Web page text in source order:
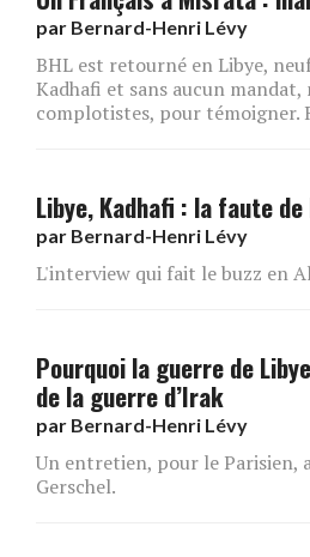
par Bernard-Henri Lévy
BHL est retourné en Libye,
Kadhafi et sans aucun mandat,
complotistes, pour témoigner.
Libye, Kadhafi : la faute de
par Bernard-Henri Lévy
L'interview qui fait le buzz en
Pourquoi la guerre de
de la guerre d’Irak
par Bernard-Henri Lévy
Un entretien, pour le Parisien,
Gerschel.